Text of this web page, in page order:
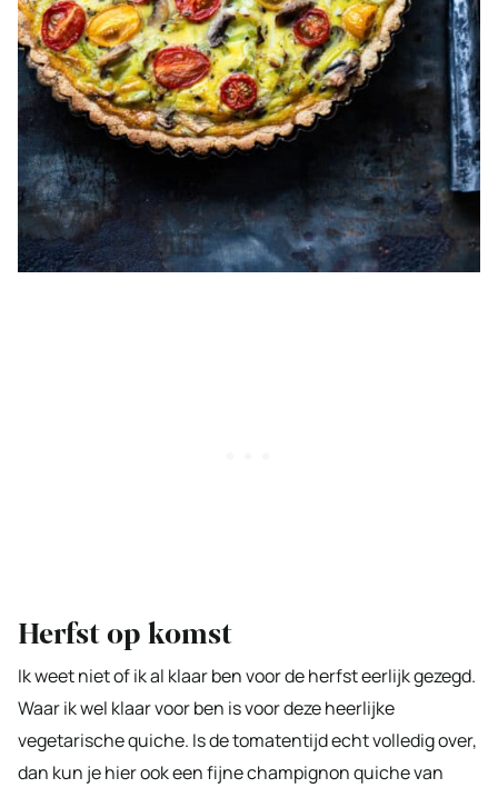
Herfst op komst
Ik weet niet of ik al klaar ben voor de herfst eerlijk gezegd.
Waar ik wel klaar voor ben is voor deze heerlijke
vegetarische quiche. Is de tomatentijd echt volledig over,
dan kun je hier ook een fijne champignon quiche van